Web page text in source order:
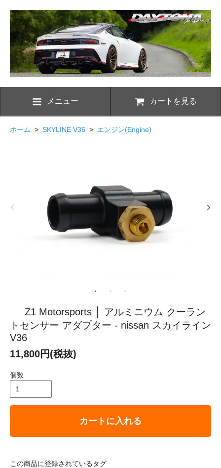
メニュー カートを見る
ホーム > SKYLINE V36 > エンジン(Engine)
Z1 Motorsports │ アルミニウム クーラン
トセンサー アダプター - nissan スカイライン
V36
11,800円(税抜)
個数
カートに入れる
この商品に登録されているタグ